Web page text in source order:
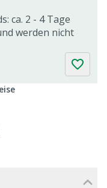
ca. 2 - 4 Tage
werden nicht